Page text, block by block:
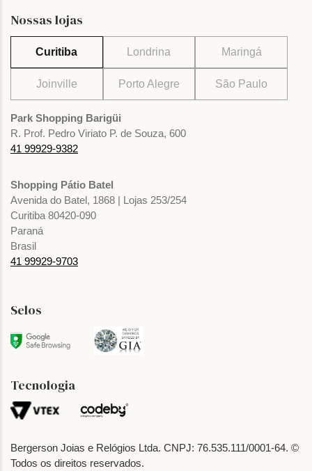
Nossas lojas
Curitiba Londrina Maringá
Joinville Porto Alegre São Paulo
Park Shopping Barigüi
R. Prof. Pedro Viriato P. de Souza, 600
41 99929-9382
Shopping Pátio Batel
Avenida do Batel, 1868 | Lojas 253/254
Curitiba 80420-090
Paraná
Brasil
41 99929-9703
Bergerson Joias e Relógios Ltda. CNPJ: 76.535.111/0001-64. ©
Todos os direitos reservados.
Selos
Tecnologia